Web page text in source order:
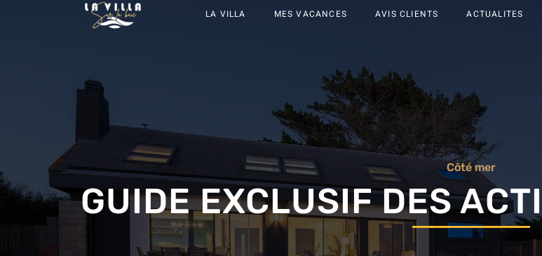
LA VILLA MES VACANCES AVIS CLIENTS ACTUALITES
Côté mer
GUIDE EXCLUSIF DES